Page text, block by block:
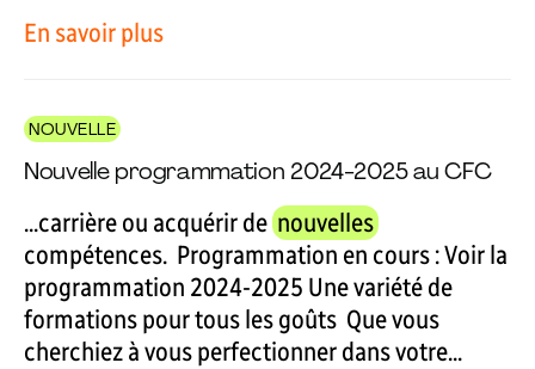
En savoir plus
NOUVELLE
Nouvelle programmation 2024-2025 au CFC
...carrière ou acquérir de nouvelles
compétences. Programmation en cours : Voir la
programmation 2024-2025 Une variété de
formations pour tous les goûts Que vous
cherchiez à vous perfectionner dans votre...